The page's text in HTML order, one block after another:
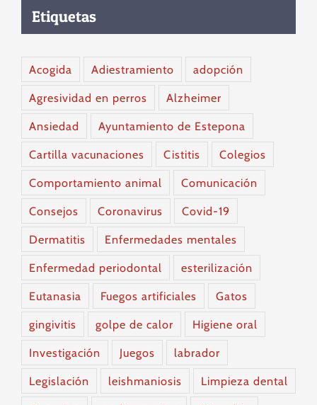
Etiquetas
Acogida Adiestramiento
adopción
Agresividad en perros
Alzheimer
Ansiedad
Ayuntamiento de Estepona
Cartilla vacunaciones
Cistitis
Colegios
Comportamiento animal
Comunicación
Consejos
Coronavirus
Covid-19
Dermatitis
Enfermedades mentales
Enfermedad periodontal
esterilización
Eutanasia
Fuegos artificiales
Gatos
gingivitis
golpe de calor
Higiene oral
Investigación
Juegos
labrador
Legislación
leishmaniosis
Limpieza dental